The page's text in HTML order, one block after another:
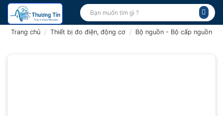
Bỏ
qua
Tìm
kiếm:
Trang chủ / Thiết bị đo điện, động cơ / Bộ nguồn - Bộ cấp nguồn